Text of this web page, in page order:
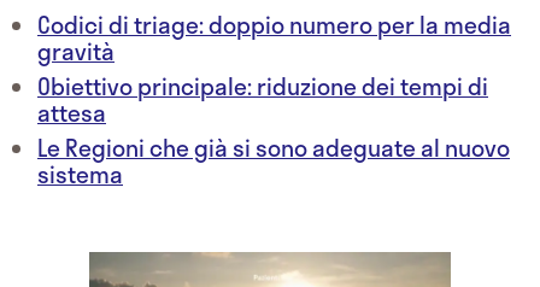
Codici di triage: doppio numero per la media
gravità
Obiettivo principale: riduzione dei tempi di
attesa
Le Regioni che già si sono adeguate al nuovo
sistema